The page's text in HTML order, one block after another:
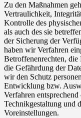
Zu den Maßnahmen
Vertraulichkeit,
Kontrolle des
als auch des sie
der Sicherung der
haben wir Verfahren
Betroffenenrechten,
die Gefährdung der
wir den Schutz
Entwicklung bzw.
Verfahren
Technikgestaltung und
Voreinstellungen.